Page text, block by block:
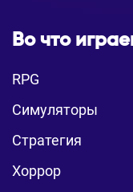
Во что
RPG
Симуляторы
Стратегия
Хоррор